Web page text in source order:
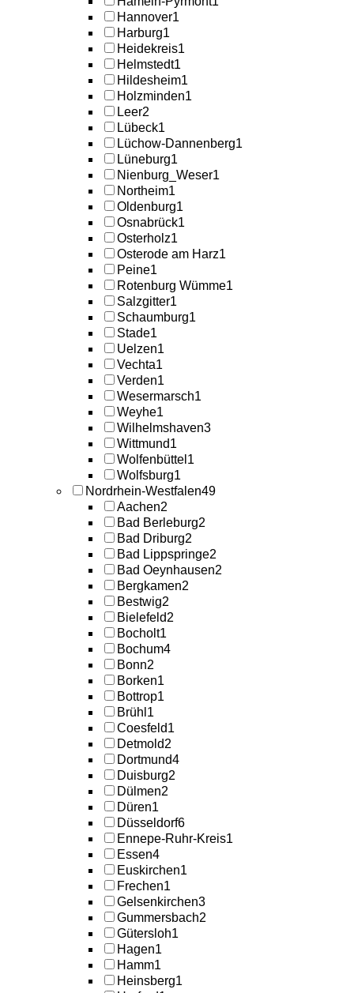
Hannover1
Harburg1
Heidekreis1
Helmstedt1
Hildesheim1
Holzminden1
Leer2
Lübeck1
Lüchow-Dannenberg1
Lüneburg1
Nienburg_Weser1
Northeim1
Oldenburg1
Osnabrück1
Osterholz1
Osterode am Harz1
Peine1
Rotenburg Wümme1
Salzgitter1
Schaumburg1
Stade1
Uelzen1
Vechta1
Verden1
Wesermarsch1
Weyhe1
Wilhelmshaven3
Wittmund1
Wolfenbüttel 1
Wolfsburg1
Nordrhein-Westfalen49
Aachen2
Bad Berleburg2
Bad Driburg2
Bad Lippspringe2
Bad Oeynhausen2
Bergkamen2
Bestwig2
Bielefeld2
Bocholt1
Bochum4
Bonn2
Borken1
Bottrop1
Brühl 1
Coesfeld1
Detmold2
Dortmund4
Duisburg2
Dülmen2
Düren1
Düsseldorf6
Ennepe-Ruhr-Kreis1
Essen4
Euskirchen1
Frechen1
Gelsenkirchen3
Gummersbach2
Gütersloh1
Hagen1
Hamm1
Heinsberg1